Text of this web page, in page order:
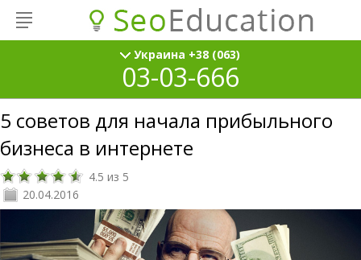
Украина +38 (063)
03-03-666
5 советов для начала прибыльного
бизнеса в интернете
4.5 из 5
20.04.2016